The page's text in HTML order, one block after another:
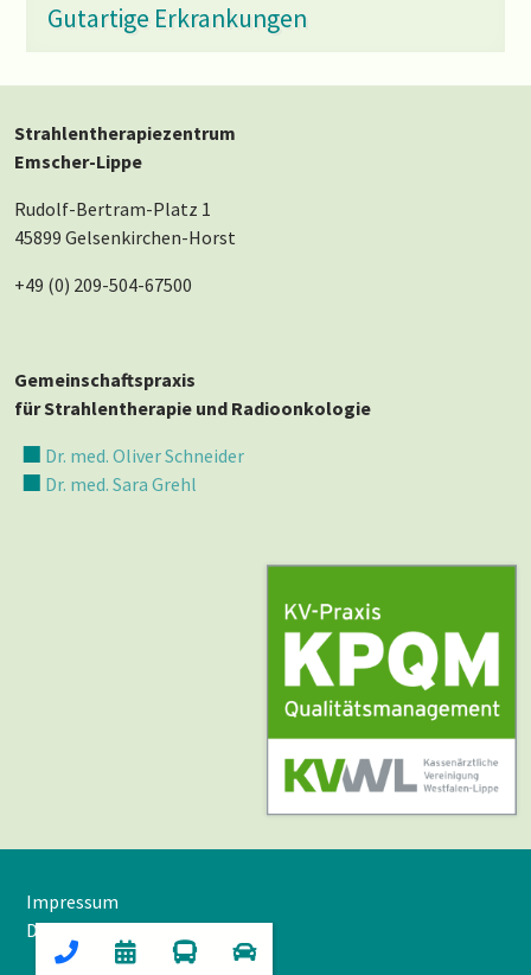
Gutartige Erkrankungen
Strahlentherapiezentrum
Emscher-Lippe
Rudolf-Bertram-Platz 1
45899 Gelsenkirchen-Horst
+49 (0) 209-504-67500
Gemeinschaftspraxis
für Strahlentherapie und Radioonkologie
Dr. med. Oliver Schneider
Dr. med. Sara Grehl
Impressum
Datenschutz